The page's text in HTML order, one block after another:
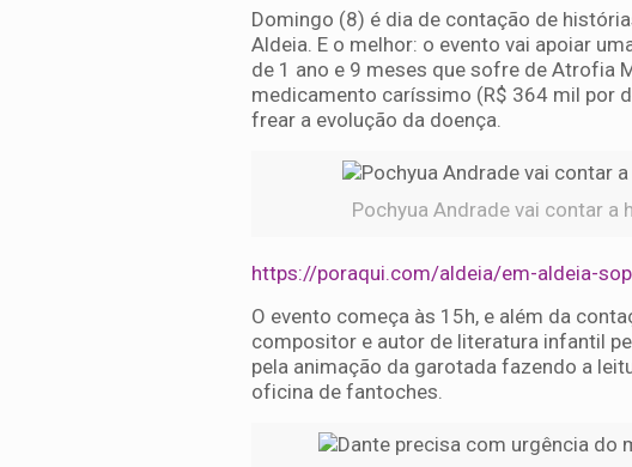
Domingo (8) é dia de contação de
Aldeia. E o melhor: o evento vai apoiar
de 1 ano e 9 meses que sofre de Atrofia
medicamento caríssimo (R$ 364 mil por
frear a evolução da doença.
Pochyua Andrade vai contar
https://poraqui.com/aldeia/em-aldeia-
O evento começa às 15h, e além da
compositor e autor de literatura infantil
pela animação da garotada fazendo a
oficina de fantoches.